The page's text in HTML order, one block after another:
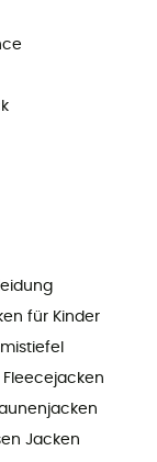
für Kinder
Fleecejacken
Jacken